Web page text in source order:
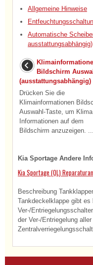
Allgemeine Hinweise
Automatische
ausstattungsabhängig)
Bildschirm
(ausstattungsabhängig)
Drücken Sie die
Klimainformationen
Auswahl-Taste, um Klima
Informationen auf dem
Bildschirm anzuzeigen. ...
Kia Sportage Andere
Kia Sportage (QL)
Beschreibung
Tankdeckelklappe gibt es
Ver-/
der Ver-/Entriegelung